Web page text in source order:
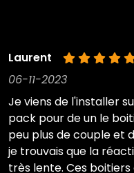
Laurent
06-11-2023
Je viens de l'installer
pack pour de un le
peu plus de couple et
je trouvais que la
très lente. Ces